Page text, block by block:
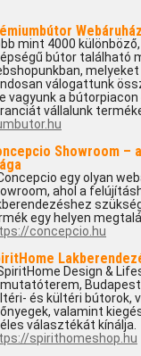
Webáruház
mint 4000
bútor található
válogattunk
vagyunk a bútorpiacon
vállalunk
Showroom –
egy olyan
ahol a
egy helyen
concepcio.hu
Design &
és kültéri bútorok,
valamint
választékát kínálja.
spirithomeshop.hu